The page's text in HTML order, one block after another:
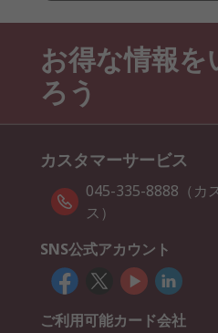
お得な情報
ろう
カスタマーサービス
045-335-8888（カ
ス）
SNS公式アカウント
ご利用可能カード会社